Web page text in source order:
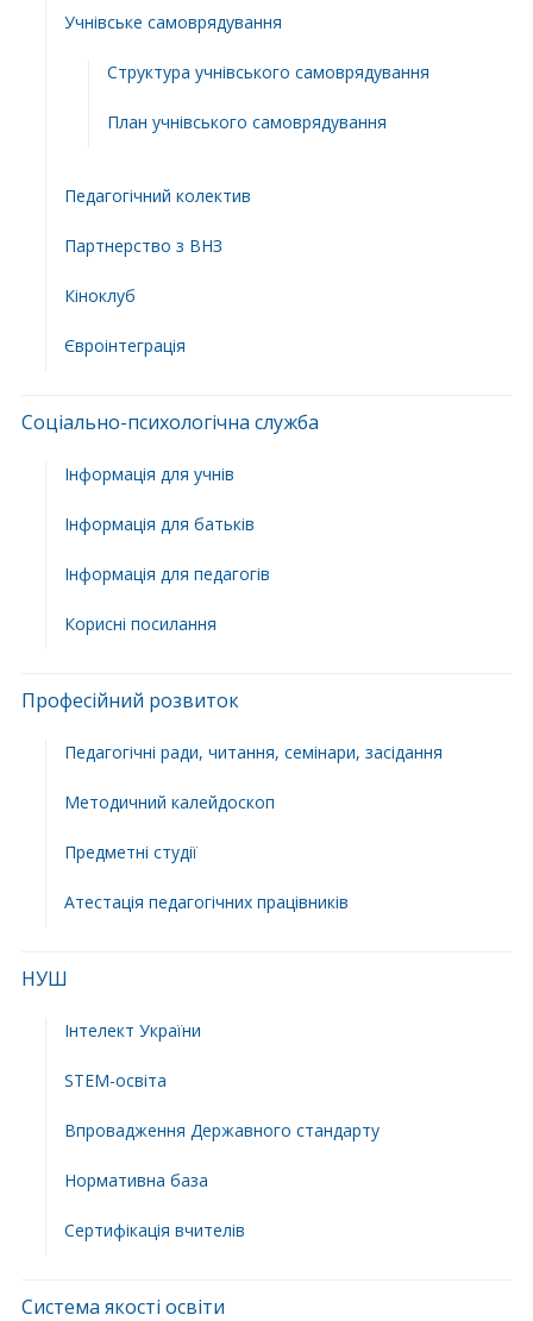
Учнівське самоврядування
Структура учнiвського самоврядування
План учнiвського самоврядування
Педагогічний колектив
Партнерство з ВНЗ
Кіноклуб
Євроінтеграція
Соціально-психологічна служба
Інформація для учнів
Інформація для батьків
Інформація для педагогів
Корисні посилання
Професійний розвиток
Педагогічні ради, читання, семінари, засідання
Методичний калейдоскоп
Предметні студії
Атестація педагогічних працівників
НУШ
Інтелект України
STEM-освіта
Впровадження Державного стандарту
Нормативна база
Сертифікація вчителів
Система якості освіти